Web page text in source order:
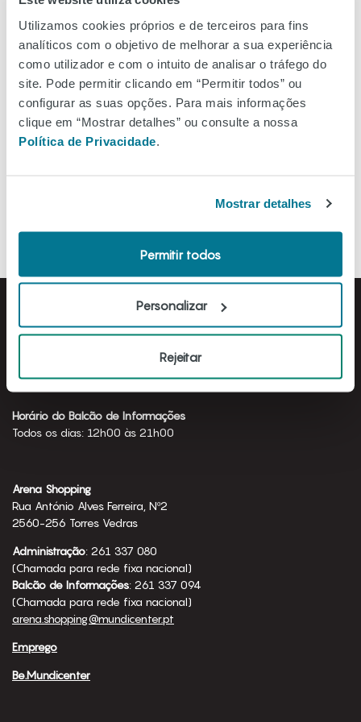
Utilizamos cookies próprios e de terceiros para fins
analíticos com o objetivo de melhorar a sua experiência
como utilizador e com o intuito de analisar o tráfego do
site. Pode permitir clicando em “Permitir todos” ou
configurar as suas opções. Para mais informações
clique em “Mostrar detalhes” ou consulte a nossa
Política de Privacidade
Mostrar detalhes
Permitir todos
Personalizar
Rejeitar
Filtros
Horário do Balcão de Informações
Todos os dias: 12h00 às 21h00
Arena Shopping
Rua António Alves Ferreira, Nº2
2560-256 Torres Vedras
Administração: 261 337 080
(Chamada para rede fixa nacional)
Balcão de Informações: 261 337 094
(Chamada para rede fixa nacional)
arena.shopping@mundicenter.pt
Emprego
Be.Mundicenter